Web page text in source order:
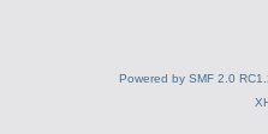
Powered by SMF 2.0